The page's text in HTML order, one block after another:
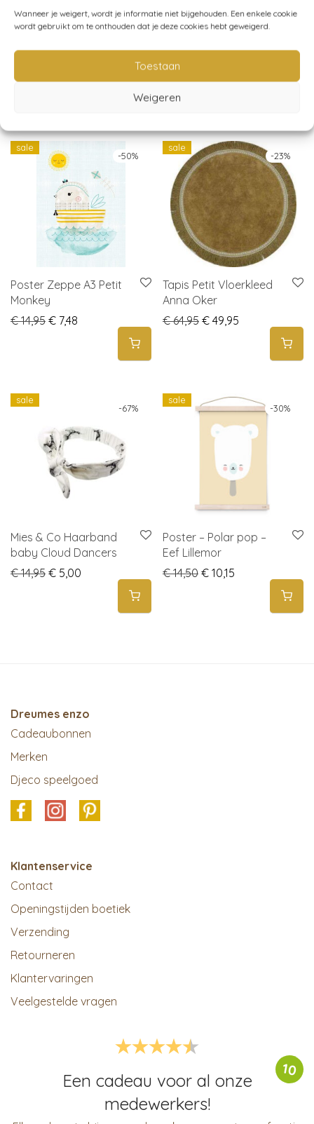
Wanneer je weigert, wordt je informatie niet bijgehouden. Een enkele cookie
wordt gebruikt om te onthouden dat je deze cookies hebt geweigerd.
Toestaan
Weigeren
Artikelnummer:KS4616
Gerelateerde producten
-50%
sale
Poster Zeppe A3 Petit
Monkey
€14,95 Original price was: € 14,95.
€ 7,48 Current price is: € 7,48.
-23%
sale
Tapis Petit Vloerkleed
Anna Oker
€64,95 Original price was: €
€ 49,95
-67%
sale
Mies & Co Haarband
baby Cloud Dancers
€14,95 Original price was: € 14,95.
€ 5,00 Current price is: € 5,00.
-30%
sale
Poster – Polar pop –
Eef Lillemor
€14,50 Original price was: €
€ 10,15
Dreumes enzo
Cadeaubonnen
Merken
Djeco speelgoed
Klantenservice
Contact
Openingstijden boetiek
Verzending
Retourneren
Klantervaringen
Veelgestelde vragen
10
Een cadeau voor al onze
medewerkers!